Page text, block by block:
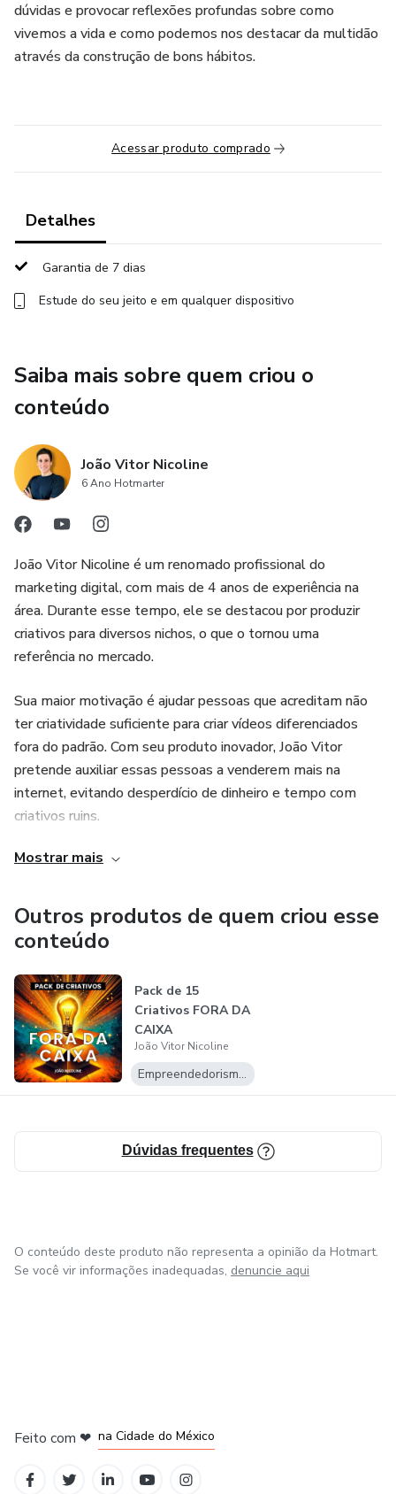
dúvidas e provocar reflexões profundas sobre como
vivemos a vida e como podemos nos destacar da multidão
através da construção de bons hábitos.
Acessar produto comprado
Detalhes
Garantia de 7 dias
Estude do seu jeito e em qualquer dispositivo
Saiba mais sobre quem criou o
conteúdo
João Vitor Nicoline
6 Ano Hotmarter
João Vitor Nicoline é um renomado profissional do
marketing digital, com mais de 4 anos de experiência na
área. Durante esse tempo, ele se destacou por produzir
criativos para diversos nichos, o que o tornou uma
referência no mercado.
Sua maior motivação é ajudar pessoas que acreditam não
ter criatividade suficiente para criar vídeos diferenciados
fora do padrão. Com seu produto inovador, João Vitor
pretende auxiliar essas pessoas a venderem mais na
internet, evitando desperdício de dinheiro e tempo com
criativos ruins.
Com uma abordagem fora da caixa, João Vitor Nicoline
permanecerem em anúncios de vendas. Seu conhecimento
e experiência fazem dele um parceiro indispensável para
quem busca resultados expressivos no marketing digital.
Mostrar mais
Outros produtos de quem criou esse
conteúdo
Pack de 15
Criativos FORA DA
CAIXA
João Vitor Nicoline
Empreendedorismo Digital
Dúvidas frequentes
O conteúdo deste produto não representa a opinião da Hotmart.
Se você vir informações inadequadas, denuncie aqui
Feito com ❤ na Cidade do México